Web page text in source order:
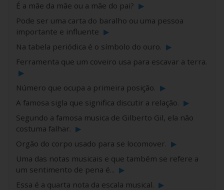
É a mãe da mãe ou a mãe do pai? ▶
Pode ser uma carta do baralho ou uma pessoa
importante e influente ▶
Na tabela periódica é o símbolo do ouro. ▶
Ferramenta que um coveiro usa para escavar a terra.
▶
Número que ocupa a primeira posição. ▶
A famosa sigla que significa discutir a relação. ▶
Segundo a famosa musica de Gilberto Gil, ela não
costuma falhar. ▶
Orgão do corpo usado para se locomover. ▶
Uma das notas musicais e que também se refere a
um sentimento de pena é... ▶
Essa é a quarta nota da escala musical. ▶